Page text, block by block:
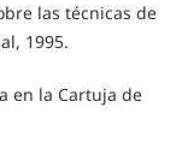
las técnicas de
1995.
en la Cartuja de